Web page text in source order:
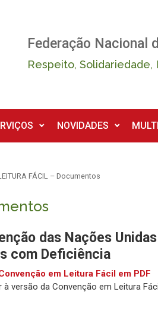
Federação Nacional
Respeito, Solidariedade,
NOVIDADES
FÁCIL – Documentos
das Nações
com Deficiência
em Leitura Fácil em PDF
à versão da Convenção em Leitura